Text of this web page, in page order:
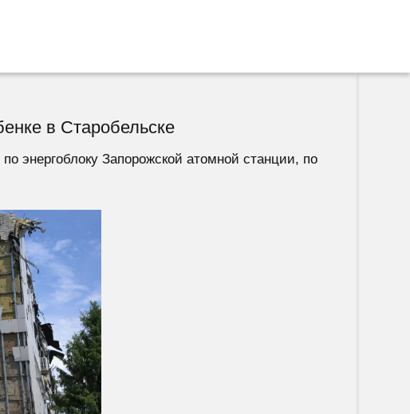
в Старобельске
энергоблоку Запорожской атомной станции, по